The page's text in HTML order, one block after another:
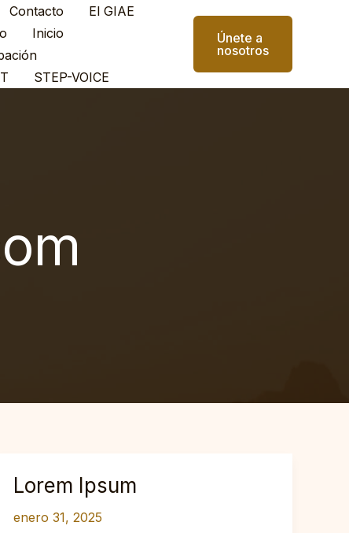
Contacto
El GIAE
Inicio
STEP-VOICE
Únete a
nosotros
Lorem Ipsum
enero 31, 2025